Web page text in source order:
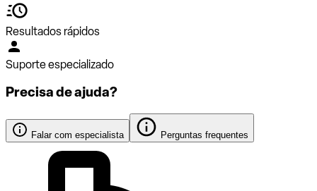
Resultados rápidos
Suporte especializado
Precisa de ajuda?
Falar com especialista Perguntas frequentes